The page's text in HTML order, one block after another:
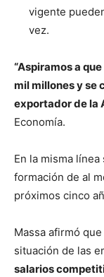
vigente
vez.
“Aspiramos a
mil millones y se
exportador de la
Economía.
En la misma
formación de al
próximos cinco
Massa afirmó
situación de las
salarios